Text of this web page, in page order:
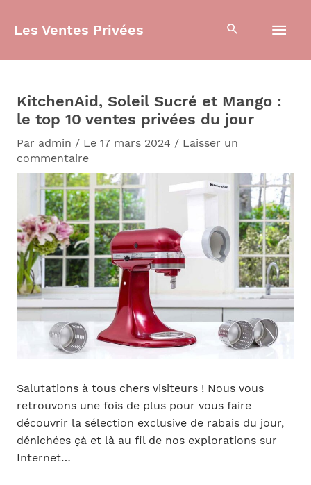
Les Ventes Privées
KitchenAid, Soleil Sucré et Mango :
le top 10 ventes privées du jour
Par admin / Le 17 mars 2024 / Laisser un
commentaire
Salutations à tous chers visiteurs ! Nous vous
retrouvons une fois de plus pour vous faire
découvrir la sélection exclusive de rabais du jour,
dénichées çà et là au fil de nos explorations sur
Internet…